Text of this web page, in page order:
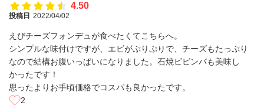
4.50
投稿日 2022/04/02
えびチーズフォンデュが食べたくてこちらへ。
シンプルな味付けですが、エビがぷりぷりで、チーズもたっぷり
なので結構お腹いっぱいになりました。石焼ビビンバも美味し
かったです！
思ったよりお手頃価格でコスパも良かったです。
2